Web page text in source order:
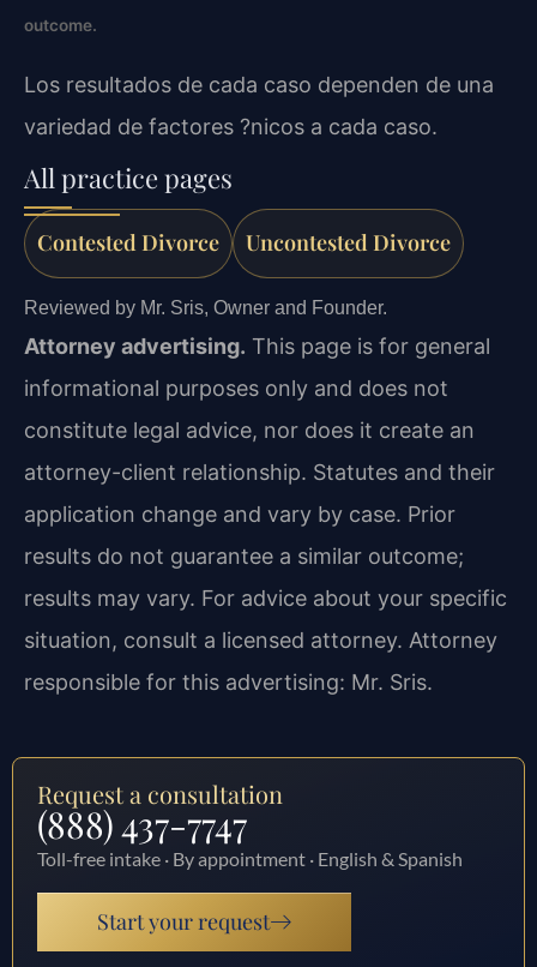
outcome.
Los resultados de cada caso dependen de una
variedad de factores ?nicos a cada caso.
All practice pages
Contested Divorce Uncontested Divorce
Reviewed by Mr. Sris, Owner and Founder.
Attorney advertising. This page is for general
informational purposes only and does not
constitute legal advice, nor does it create an
attorney-client relationship. Statutes and their
application change and vary by case. Prior
results do not guarantee a similar outcome;
results may vary. For advice about your specific
situation, consult a licensed attorney. Attorney
responsible for this advertising: Mr. Sris.
Request a consultation
(888) 437-7747
Toll-free intake · By appointment · English & Spanish
Start your request